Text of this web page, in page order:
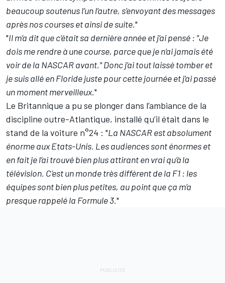
beaucoup soutenus l’un l’autre, s’envoyant des messages
après nos courses et ainsi de suite."
"Il m’a dit que c’était sa dernière année et j’ai pensé : "Je
dois me rendre à une course, parce que je n’ai jamais été
voir de la NASCAR avant." Donc j’ai tout laissé tomber et
je suis allé en Floride juste pour cette journée et j’ai passé
un moment merveilleux."
Le Britannique a pu se plonger dans l’ambiance de la
discipline outre-Atlantique, installé qu’il était dans le
stand de la voiture n°24 : "La NASCAR est absolument
énorme aux Etats-Unis. Les audiences sont énormes et
en fait je l’ai trouvé bien plus attirant en vrai qu’à la
télévision. C’est un monde très différent de la F1 : les
équipes sont bien plus petites, au point que ça m’a
presque rappelé la Formule 3."